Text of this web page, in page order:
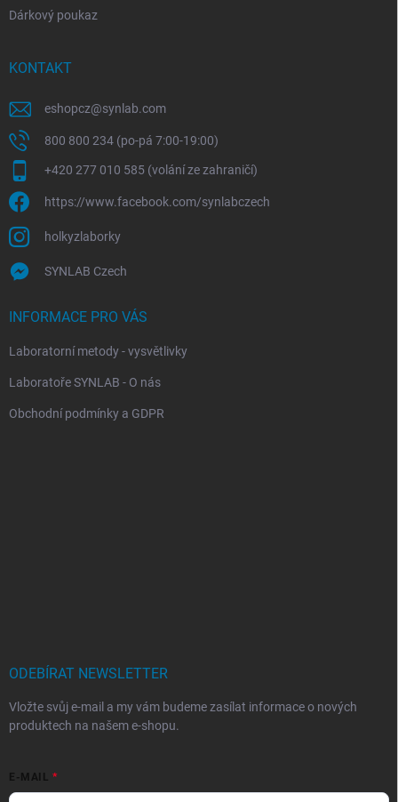
Dárkový poukaz
KONTAKT
eshopcz@synlab.com
800 800 234 (po-pá 7:00-19:00)
+420 277 010 585 (volání ze zahraničí)
https://www.facebook.com/synlabczech
holkyzlaborky
SYNLAB Czech
INFORMACE PRO VÁS
Laboratorní metody - vysvětlivky
Laboratoře SYNLAB - O nás
Obchodní podmínky a GDPR
ODEBÍRAT NEWSLETTER
Vložte svůj e-mail a my vám budeme zasílat informace o nových
produktech na našem e-shopu.
E-MAIL